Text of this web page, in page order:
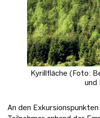
Kyrillfläche (Foto:
und
An den